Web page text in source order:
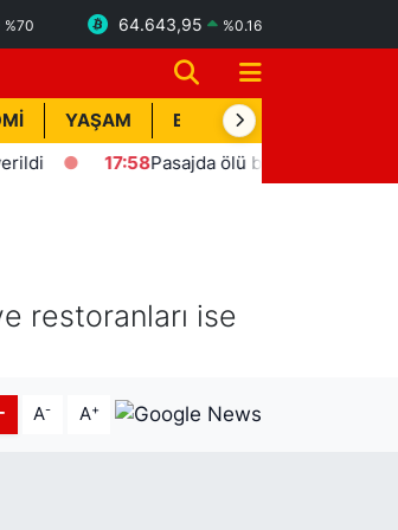
%70 64.643,95 %0.16
YAŞAM BİK İLAN
17:58 Pasajda ölü bulunan Eyüp Can
restoranları ise
A- A+